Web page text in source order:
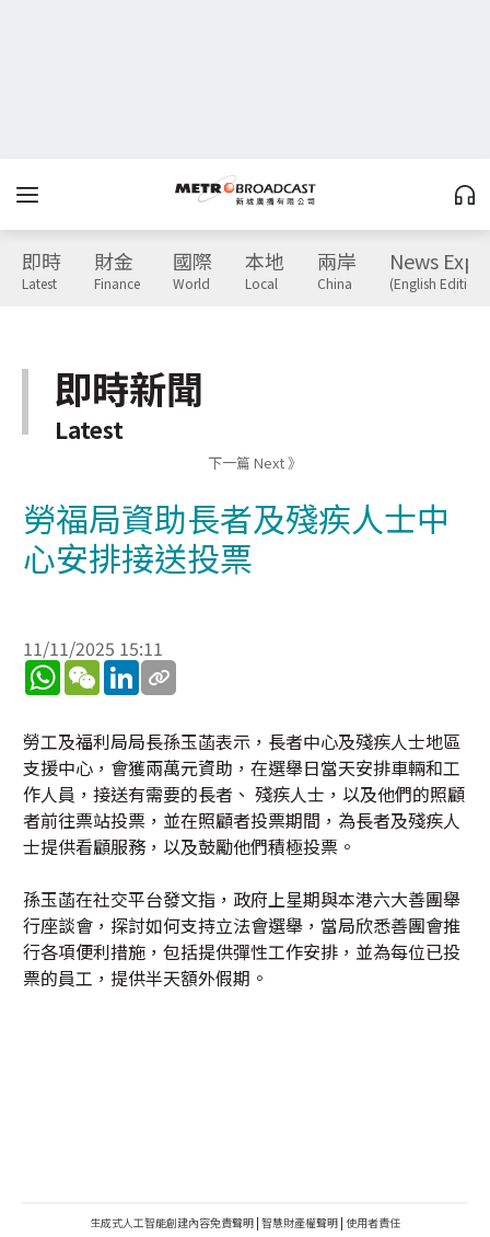
即時
Latest
財金
Finance
國際
World
本地
Local
兩岸
China
News
(English Edition)
即時新聞
Latest
下一篇 Next 》
勞福局資助長者及殘疾人士中
心安排接送投票
11/11/2025 15:11
WhatsApp
WeChatLinkedIn
勞工及福利局局長孫玉菡表示，長者中心及殘疾人士地區
支援中心，會獲兩萬元資助，在選舉日當天安排車輛和工
作人員，接送有需要的長者、 殘疾人士，以及他們的照顧
者前往票站投票，並在照顧者投票期間，為長者及殘疾人
士提供看顧服務，以及鼓勵他們積極投票。
孫玉菡在社交平台發文指，政府上星期與本港六大善團舉
行座談會，探討如何支持立法會選舉，當局欣悉善團會推
行各項便利措施，包括提供彈性工作安排，並為每位已投
票的員工，提供半天額外假期。
生成式人工智能創建內容免責聲明 | 智慧財產權聲明 | 使用者責任